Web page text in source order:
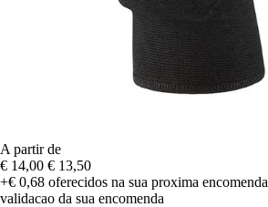
A partir de
€ 14,00 € 13,50
+€ 0,68 oferecidos na sua proxima encomenda
validacao da sua encomenda